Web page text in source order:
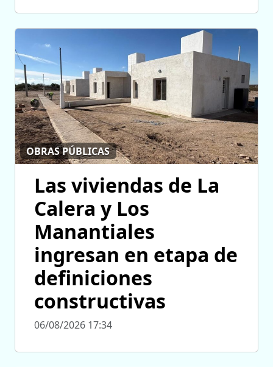
OBRAS PÚBLICAS
Las viviendas de La
Calera y Los
Manantiales
ingresan en etapa de
definiciones
constructivas
06/08/2026 17:34